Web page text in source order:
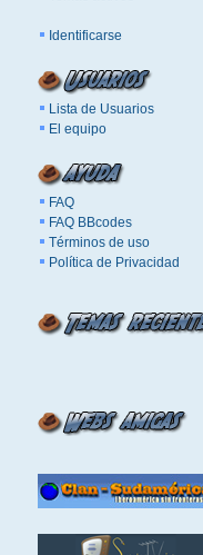
Identificarse
Lista de Usuarios
El equipo
FAQ
FAQ BBcodes
Términos de uso
Política de Privacidad